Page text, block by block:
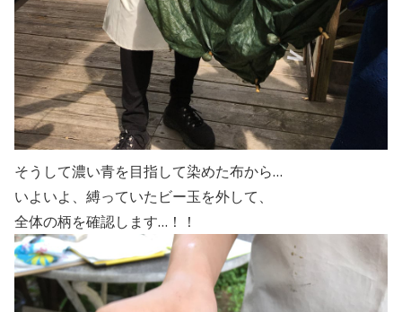
そうして濃い青を目指して染めた布から…
いよいよ、縛っていたビー玉を外して、
全体の柄を確認します…！！